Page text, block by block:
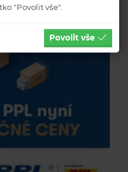
"Povolit vše".
Povolit vše